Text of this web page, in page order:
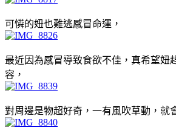
可憐的妞也難逃感冒命運，
最近因為感冒導致食欲不佳，真希望妞
容，
對周邊是物超好奇，一有風吹草動，就